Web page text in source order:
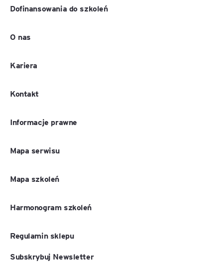
Dofinansowania do szkoleń
O nas
Kariera
Kontakt
Informacje prawne
Mapa serwisu
Mapa szkoleń
Harmonogram szkoleń
Regulamin sklepu
Subskrybuj Newsletter